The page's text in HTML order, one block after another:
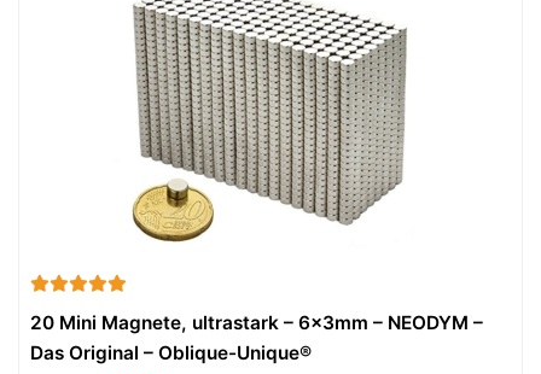
20 Mini Magnete, ultrastark – 6x3mm – NEODYM –
Das Original – Oblique-Unique®